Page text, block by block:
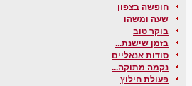
חופשה בצפון
שעה ומשהו
בוקר טוב
בזמן שישנת...
סודות אנאליים
נקמה מתוקה...
פעולת חילוץ